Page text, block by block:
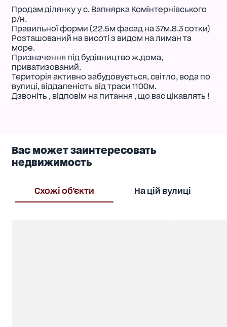
Продам ділянку у с. Вапнярка Комінтернівського
р/н.
Правильної форми (22.5м фасад на 37м.8.3 сотки)
Розташований на висоті з видом на лиман та
море.
Призначення під будівництво ж.дома,
приватизований.
Територія активно забудовується, світло, вода по
вулиці, віддаленість від траси 1100м.
Дзвоніть , відповім на питання , що вас цікавлять !
Вас может заинтересовать
недвижимость
Схожі об'єкти На цій вулиці